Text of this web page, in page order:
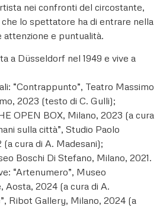
nei confronti del circostante,
lo spettatore ha di entrare nella
attenzione e puntualità.
a Düsseldorf nel 1949 e vive a
“Contrappunto”, Teatro Massimo
2023 (testo di C. Gulli);
OPEN BOX, Milano, 2023 (a cura
sulla città”, Studio Paolo
cura di A. Madesani);
Boschi Di Stefano, Milano, 2021.
“Artenumero”, Museo
Aosta, 2024 (a cura di A.
Ribot Gallery, Milano, 2024 (a